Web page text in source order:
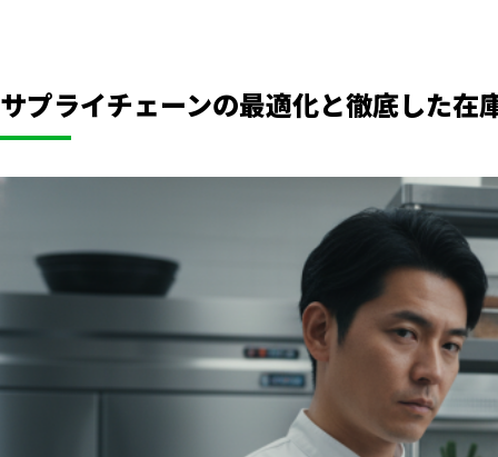
サプライチェーンの最適化と徹底した在